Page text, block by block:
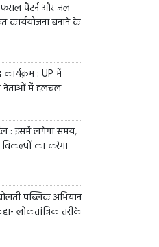
फसल पैटर्न और जल
कार्ययोजना बनाने के
कार्यक्रम : UP में
नेताओं में हलचल
: इसमें लगेगा समय,
का करेगा
पब्लिक अभियान
लोकतांत्रिक तरीके